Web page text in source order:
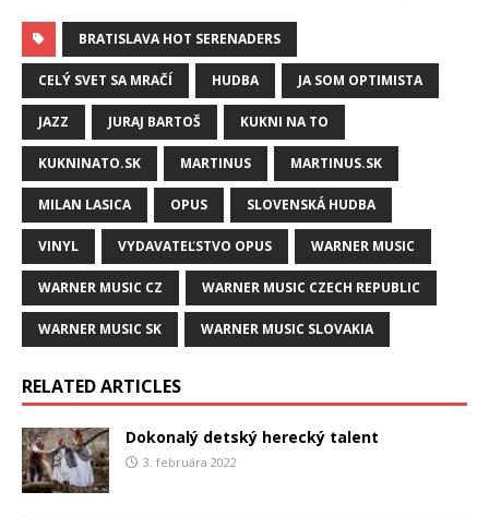
BRATISLAVA HOT SERENADERS
CELÝ SVET SA MRAČÍ HUDBA JA SOM OPTIMISTA
JAZZ JURAJ BARTOŠ KUKNI NA TO
KUKNINATO.SK MARTINUS MARTINUS.SK
MILAN LASICA OPUS SLOVENSKÁ HUDBA
VINYL VYDAVATEĽSTVO OPUS WARNER MUSIC
WARNER MUSIC CZ WARNER MUSIC CZECH REPUBLIC
WARNER MUSIC SK WARNER MUSIC SLOVAKIA
RELATED ARTICLES
Dokonalý detský herecký talent
3. februára 2022